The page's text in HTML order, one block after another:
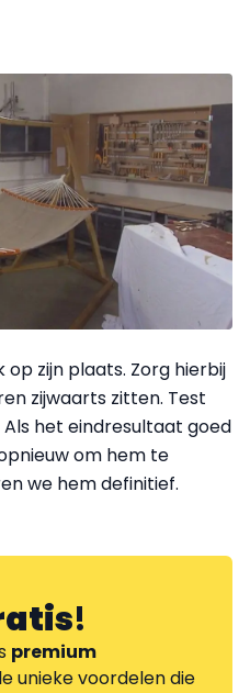
zijn plaats. Zorg hierbij
zijwaarts zitten. Test
het eindresultaat goed
om hem te
we hem definitief.
!
premium
unieke voordelen die